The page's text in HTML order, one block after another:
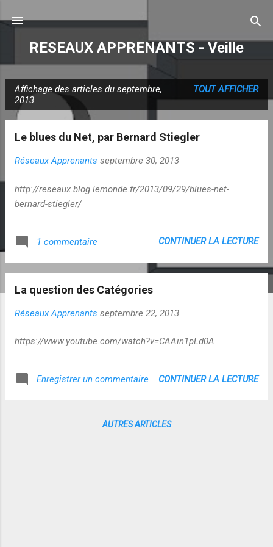
RESEAUX APPRENANTS - Veille
r
Affichage des articles du septembre,
2013
TOUT AFFICHER
Le blues du Net, par Bernard Stiegler
Réseaux Apprenants septembre 30, 2013
http://reseaux.blog.lemonde.fr/2013/09/29/blues-net-
bernard-stiegler/
1 commentaire CONTINUER LA LECTURE
La question des Catégories
Réseaux Apprenants septembre 22, 2013
https://www.youtube.com/watch?v=CAAin1pLd0A
Enregistrer un commentaire CONTINUER LA LECTURE
AUTRES ARTICLES